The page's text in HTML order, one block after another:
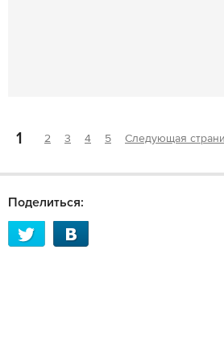
1 2 3 4 5 Следующая
Поделиться: